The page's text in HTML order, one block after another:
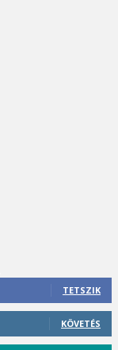
TETSZIK
KÖVETÉS